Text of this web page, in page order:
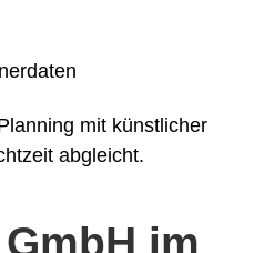
mit künstlicher
abgleicht.
im